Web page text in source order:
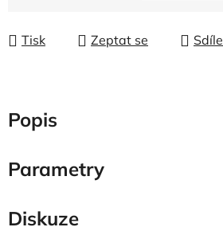
Tisk Zeptat se
Popis
Parametry
Diskuze